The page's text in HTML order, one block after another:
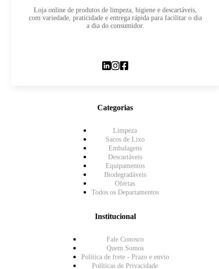
Loja online de produtos de limpeza, higiene e descartáveis,
com variedade, praticidade e entrega rápida para facilitar o dia
a dia do consumidor.
Categorias
Limpeza
Sacos de Lixo
Embalagens
Descartáveis
Equipamentos
Biodegradáveis
Ofertas
Todos os Departamentos
Institucional
Fale Conosco
Quem Somos
Política de frete - Prazo e envio
Políticas de Privacidade